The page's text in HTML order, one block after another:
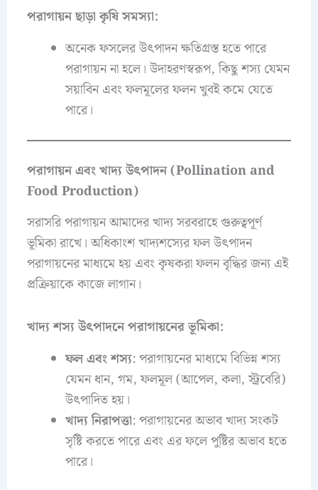
পরাগায়ন ছাড়া কৃষি সমস্যা:
অনেক ফসলের উৎপাদন ক্ষতিগ্রস্ত হতে পারে
পরাগায়ন না হলে। উদাহরণস্বরূপ, কিছু শস্য যেমন
সয়াবিন এবং ফলমূলের ফলন খুবই কমে যেতে
পারে।
পরাগায়ন এবং খাদ্য উৎপাদন (Pollination and
Food Production)
সরাসরি পরাগায়ন আমাদের খাদ্য সরবরাহে গুরুত্বপূর্ণ
ভূমিকা রাখে। অধিকাংশ খাদ্যশস্যের ফল উৎপাদন
পরাগায়নের মাধ্যমে হয় এবং কৃষকরা ফলন বৃদ্ধির জন্য এই
প্রক্রিয়াকে কাজে লাগান।
খাদ্য শস্য উৎপাদনে পরাগায়নের ভূমিকা:
ফল এবং শস্য: পরাগায়নের মাধ্যমে বিভিন্ন শস্য
যেমন ধান, গম, ফলমূল (আপেল, কলা, স্ট্রবেরি)
উৎপাদিত হয়।
খাদ্য নিরাপত্তা: পরাগায়নের অভাব খাদ্য সংকট
সৃষ্টি করতে পারে এবং এর ফলে পুষ্টির অভাব হতে
পারে।